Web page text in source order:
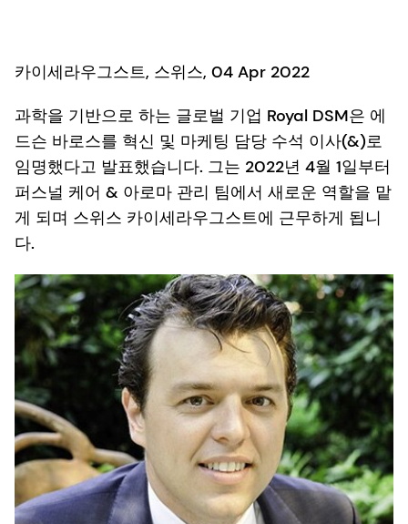
카이세라우그스트, 스위스, 04 Apr 2022
과학을 기반으로 하는 글로벌 기업 Royal DSM은 에
드슨 바로스를 혁신 및 마케팅 담당 수석 이사(&)로
임명했다고 발표했습니다. 그는 2022년 4월 1일부터
퍼스널 케어 & 아로마 관리 팀에서 새로운 역할을 맡
게 되며 스위스 카이세라우그스트에 근무하게 됩니
다.